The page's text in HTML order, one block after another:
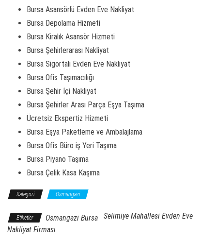
Bursa Asansörlü Evden Eve Nakliyat
Bursa Depolama Hizmeti
Bursa Kiralık Asansör Hizmeti
Bursa Şehirlerarası Nakliyat
Bursa Sigortalı Evden Eve Nakliyat
Bursa Ofis Taşımacılığı
Bursa Şehir İçi Nakliyat
Bursa Şehirler Arası Parça Eşya Taşıma
Ücretsiz Ekspertiz Hizmeti
Bursa Eşya Paketleme ve Ambalajlama
Bursa Ofis Büro iş Yeri Taşıma
Bursa Piyano Taşıma
Bursa Çelik Kasa Kaşıma
Kategori Osmangazi
Etiketler Osmangazi Bursa
Selimiye Mahallesi Evden Eve
Nakliyat Firması